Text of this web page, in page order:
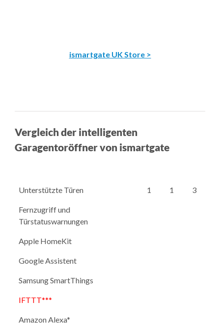
ismartgate UK Store >
Vergleich der intelligenten
Garagentoröffner von ismartgate
Unterstützte Türen 1 1 3
Fernzugriff und
Türstatuswarnungen
Apple HomeKit
Google Assistent
Samsung SmartThings
IFTTT***
Amazon Alexa*